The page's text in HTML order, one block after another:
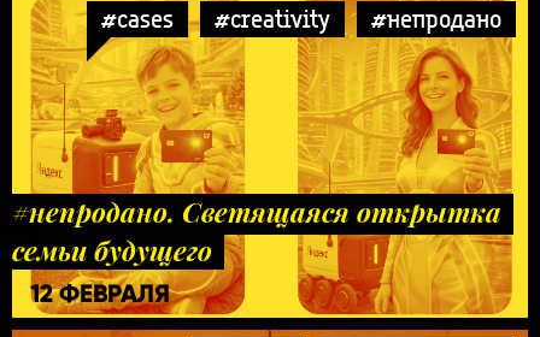
#cases #creativity #непродано
#непродано. Светящаяся открытка
семьи будущего
12 ФЕВРАЛЯ